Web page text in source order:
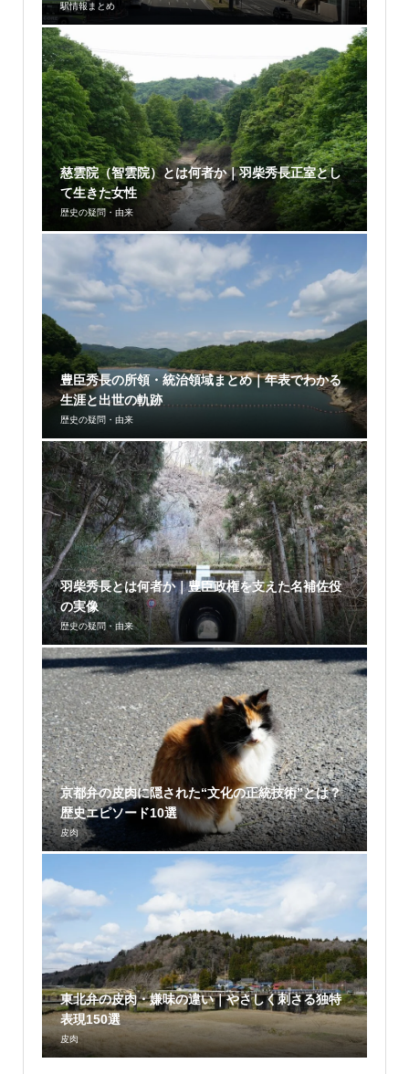
駅情報まとめ
慈雲院（智雲院）とは何者か｜羽柴秀長正室とし
て生きた女性
歴史の疑問・由来
豊臣秀長の所領・統治領域まとめ｜年表でわかる
生涯と出世の軌跡
歴史の疑問・由来
羽柴秀長とは何者か｜豊臣政権を支えた名補佐役
の実像
歴史の疑問・由来
京都弁の皮肉に隠された“文化の正統技術”とは？
歴史エピソード10選
皮肉
東北弁の皮肉・嫌味の違い｜やさしく刺さる独特
表現150選
皮肉